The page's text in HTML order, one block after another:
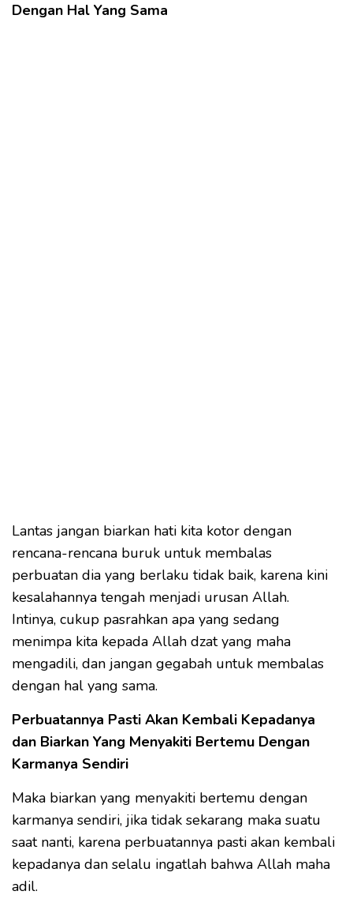
Dengan Hal Yang Sama
Lantas jangan biarkan hati kita kotor dengan
rencana-rencana buruk untuk membalas
perbuatan dia yang berlaku tidak baik, karena kini
kesalahannya tengah menjadi urusan Allah.
Intinya, cukup pasrahkan apa yang sedang
menimpa kita kepada Allah dzat yang maha
mengadili, dan jangan gegabah untuk membalas
dengan hal yang sama.
Perbuatannya Pasti Akan Kembali Kepadanya
dan Biarkan Yang Menyakiti Bertemu Dengan
Karmanya Sendiri
Maka biarkan yang menyakiti bertemu dengan
karmanya sendiri, jika tidak sekarang maka suatu
saat nanti, karena perbuatannya pasti akan kembali
kepadanya dan selalu ingatlah bahwa Allah maha
adil.